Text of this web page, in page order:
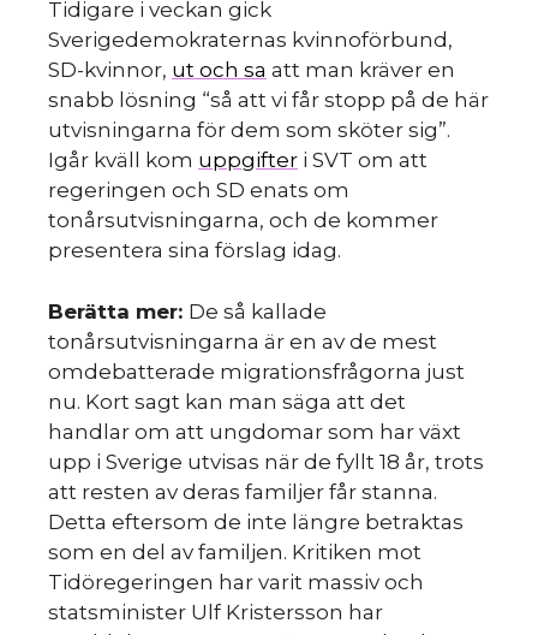
Tidigare i veckan gick
Sverigedemokraternas kvinnoförbund,
SD-kvinnor, ut och sa att man kräver en
snabb lösning “så att vi får stopp på de här
utvisningarna för dem som sköter sig”.
Igår kväll kom uppgifter i SVT om att
regeringen och SD enats om
tonårsutvisningarna, och de kommer
presentera sina förslag idag.
Berätta mer: De så kallade
tonårsutvisningarna är en av de mest
omdebatterade migrationsfrågorna just
nu. Kort sagt kan man säga att det
handlar om att ungdomar som har växt
upp i Sverige utvisas när de fyllt 18 år, trots
att resten av deras familjer får stanna.
Detta eftersom de inte längre betraktas
som en del av familjen. Kritiken mot
Tidöregeringen har varit massiv och
statsminister Ulf Kristersson har